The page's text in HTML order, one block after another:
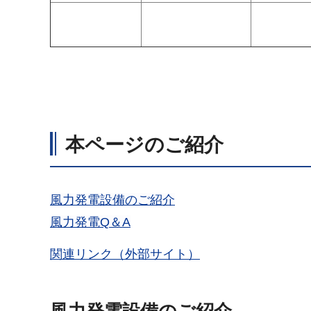
本ページのご紹介
風力発電設備のご紹介
風力発電Q＆A
関連リンク（外部サイト）